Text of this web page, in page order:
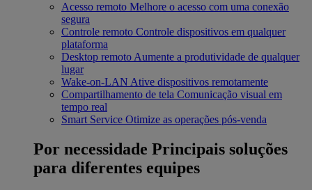
Acesso remoto Melhore o acesso com uma conexão
segura
Controle remoto Controle dispositivos em qualquer
plataforma
Desktop remoto Aumente a produtividade de qualquer
lugar
Wake-on-LAN Ative dispositivos remotamente
Compartilhamento de tela Comunicação visual em
tempo real
Smart Service Otimize as operações pós-venda
Por necessidade Principais soluções
para diferentes equipes